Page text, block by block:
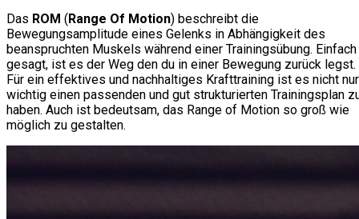
Das ROM (Range Of Motion) beschreibt die
Bewegungsamplitude eines Gelenks in Abhängigkeit des
beanspruchten Muskels während einer Trainingsübung. Einfach
gesagt, ist es der Weg den du in einer Bewegung zurück legst.
Für ein effektives und nachhaltiges Krafttraining ist es nicht nur
wichtig einen passenden und gut strukturierten Trainingsplan
haben. Auch ist bedeutsam, das Range of Motion so groß wie
möglich zu gestalten.